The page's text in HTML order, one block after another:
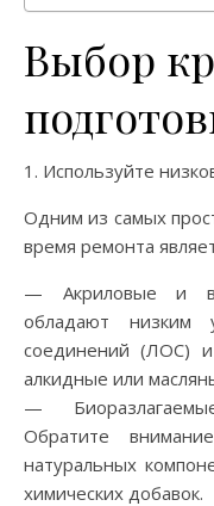
Выбор
1. Используйте
Одним из самых
время ремонта
— Акриловые и
обладают низким
соединений (ЛОС)
алкидные или
—
Обратите
натуральных
химических добавок.